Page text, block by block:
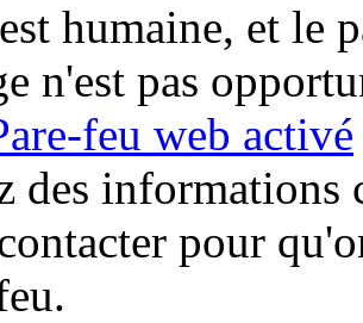
humaine, et le
n'est pas
feu web activé
des informations
pour